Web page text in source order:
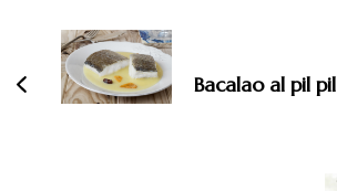
entradas
Bacalao al pil pil